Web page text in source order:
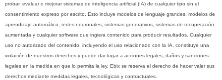
probar, evaluar o mejorar sistemas de inteligencia artificial (IA) de cualquier tipo sin el
consentimiento expreso por escrito. Esto incluye modelos de lenguaje grandes, modelos de
aprendizaje automático, redes neuronales, sistemas generativos, sistemas de recuperación
aumentada y cualquier software que ingiera contenido para producir resultados. Cualquier
uso no autorizado del contenido, incluyendo el uso relacionado con la IA, constituye una
violación de nuestros derechos y puede dar lugar a acciones legales, daños y sanciones
legales en la medida en que lo permita la ley. Ebix se reserva el derecho de hacer valer sus
derechos mediante medidas legales, tecnológicas y contractuales.